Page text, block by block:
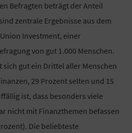
Befragten beträgt der Anteil
zentrale Ergebnisse aus dem
Investment, einer
von gut 1.000 Menschen.
sich gut ein Drittel aller Menschen
29 Prozent selten und 15
ist, dass besonders viele
nicht mit Finanzthemen befassen
Die beliebteste